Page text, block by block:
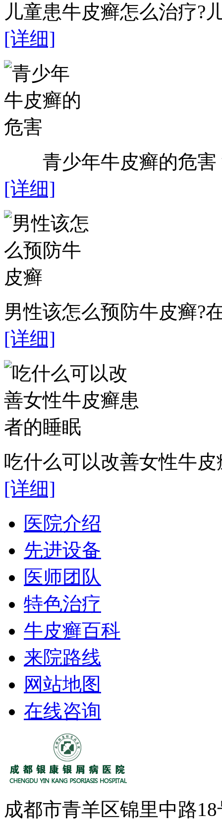
儿童患牛皮癣怎么治疗?
[详细]
青少年牛皮癣的危害
[详细]
男性该怎么预防牛皮癣?
[详细]
吃什么可以改善女性牛
[详细]
医院介绍
先进设备
医师团队
特色治疗
牛皮癣百科
来院路线
网站地图
在线咨询
成都市青羊区锦里中路